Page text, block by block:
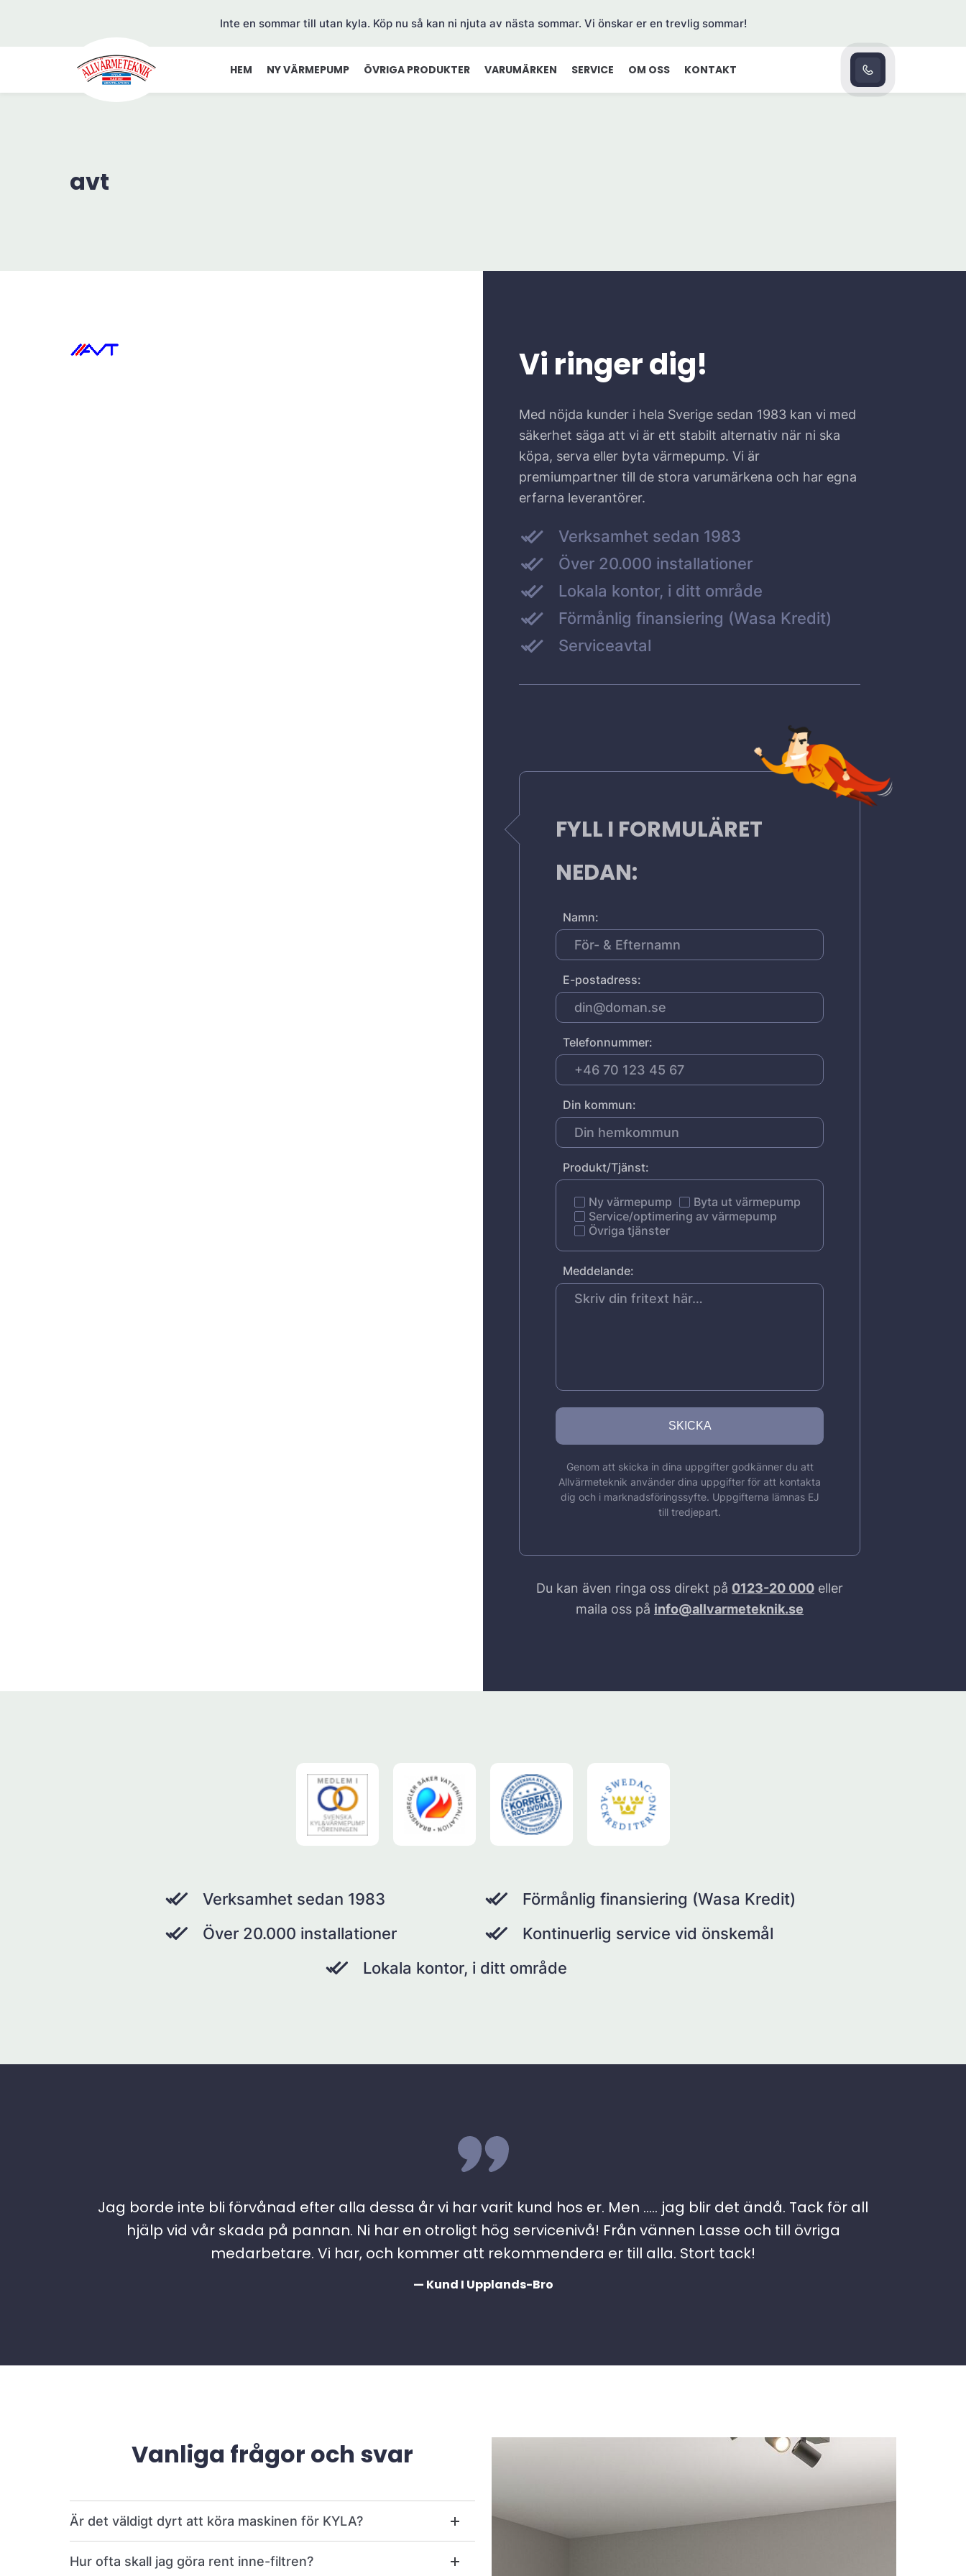
Inte en sommar till utan kyla. Köp nu så kan ni njuta av nästa sommar. Vi önskar er en trevlig sommar!
HEM NY VÄRMEPUMP ÖVRIGA PRODUKTER VARUMÄRKEN SERVICE OM OSS KONTAKT
avt
Vi ringer dig!
Med nöjda kunder i hela Sverige sedan 1983 kan vi med
säkerhet säga att vi är ett stabilt alternativ när ni ska
köpa, serva eller byta värmepump. Vi är
premiumpartner till de stora varumärkena och har egna
erfarna leverantörer.
Verksamhet sedan 1983
Över 20.000 installationer
Lokala kontor, i ditt område
Förmånlig finansiering (Wasa Kredit)
Serviceavtal
FYLL I FORMULÄRET
NEDAN:
Namn:
E-postadress:
Telefonnummer:
Din kommun:
Produkt/Tjänst:
Ny värmepump
Byta ut värmepump
Service/optimering av värmepump
Övriga tjänster
Meddelande:
Genom att skicka in dina uppgifter godkänner du att
Allvärmeteknik använder dina uppgifter för att kontakta
dig och i marknadsföringssyfte. Uppgifterna lämnas EJ
till tredjepart.
Du kan även ringa oss direkt på 0123-20 000 eller
maila oss på info@allvarmeteknik.se
Verksamhet sedan 1983
Förmånlig finansiering (Wasa Kredit)
Över 20.000 installationer
Kontinuerlig service vid önskemål
Lokala kontor, i ditt område
Jag borde inte bli förvånad efter alla dessa år vi har varit kund hos er. Men ….. jag blir det ändå. Tack för all
hjälp vid vår skada på pannan. Ni har en otroligt hög servicenivå! Från vännen Lasse och till övriga
medarbetare. Vi har, och kommer att rekommendera er till alla. Stort tack!
— Kund I Upplands-Bro
Vanliga frågor och svar
Är det väldigt dyrt att köra maskinen för KYLA?
Hur ofta skall jag göra rent inne-filtren?